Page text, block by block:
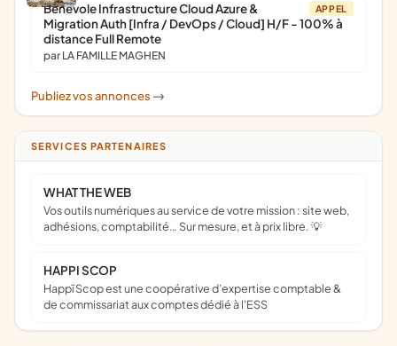
APPEL
Bénévole Infrastructure Cloud Azure &
Migration Auth [Infra / DevOps / Cloud] H/F - 100% à
distance Full Remote
par LA FAMILLE MAGHEN
Publiez vos annonces ->
SERVICES PARTENAIRES
WHAT THE WEB
Vos outils numériques au service de votre mission : site web,
adhésions, comptabilité… Sur mesure, et à prix libre. 💡
HAPPI SCOP
Happï Scop est une coopérative d’expertise comptable &
de commissariat aux comptes dédié à l'ESS